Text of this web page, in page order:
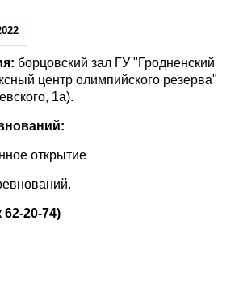
борцовский зал ГУ "Гродненский
центр олимпийского резерва"
1а).
открытие
62-20-74)